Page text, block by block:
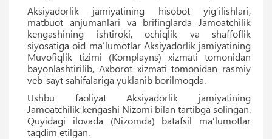
Aksiyadorlik jamiyatining hisobot yig‘ilishlari,
matbuot anjumanlari va brifinglarda Jamoatchilik
kengashining ishtiroki, ochiqlik va shaffoflik
siyosatiga oid maʼlumotlar Aksiyadorlik jamiyatining
Muvofiqlik tizimi (Komplayns) xizmati tomonidan
bayonlashtirilib, Axborot xizmati tomonidan rasmiy
veb-sayt sahifalariga yuklanib borilmoqda.
Ushbu faoliyat Aksiyadorlik jamiyatining
Jamoatchilik kengashi Nizomi bilan tartibga solingan.
Quyidagi ilovada (Nizomda) batafsil maʼlumotlar
taqdim etilgan.